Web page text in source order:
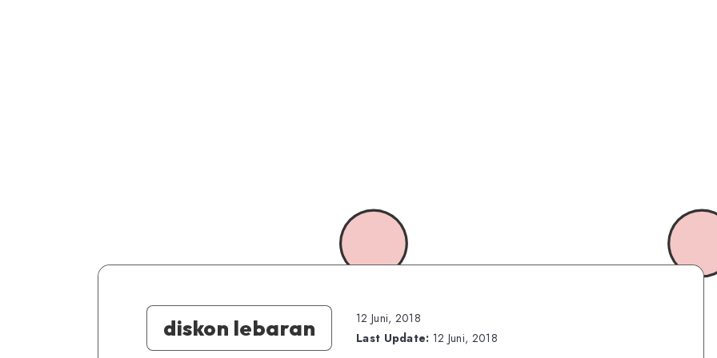
diskon lebaran
12 Juni, 2018
Last Update: 12 Juni, 2018